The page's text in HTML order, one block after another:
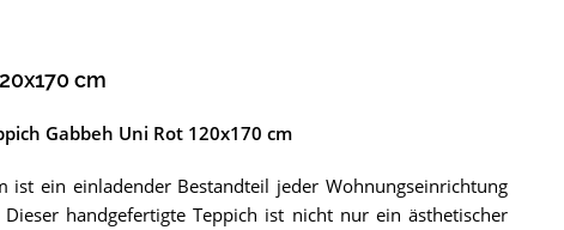
cm
Gabbeh Uni Rot 120x170 cm
ein einladender Bestandteil jeder Wohnungseinrichtung
handgefertigte Teppich ist nicht nur ein ästhetischer